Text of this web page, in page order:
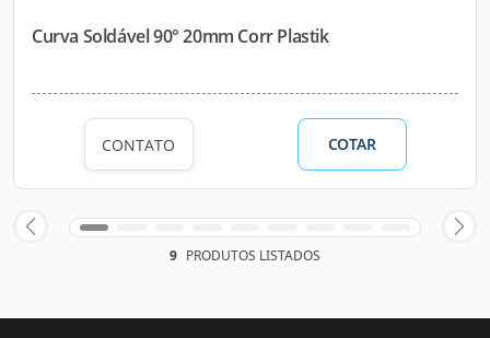
Curva Soldável 90° 20mm Corr Plastik
CONTATO COTAR
9 PRODUTOS LISTADOS